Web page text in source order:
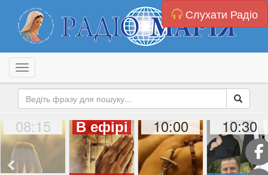
Слухати Радіо
Toggle navigation
08:15 В ефірі 10:00 10:30